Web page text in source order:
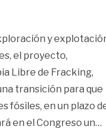
y
el proyecto,
Libre de Fracking,
transición para que
fósiles, en un plazo
en el Congreso un…